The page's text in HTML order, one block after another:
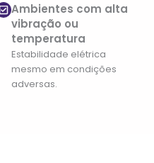
Ambientes com alta
vibração ou
temperatura
Estabilidade elétrica
mesmo em condições
adversas.